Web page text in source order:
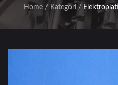
Home / Kategori /